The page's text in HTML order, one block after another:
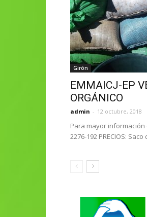
Girón
EMMAICJ-EP
ORGÁNICO
admin - 12 octubre, 2018
Para mayor
2276-192 PRECIOS: